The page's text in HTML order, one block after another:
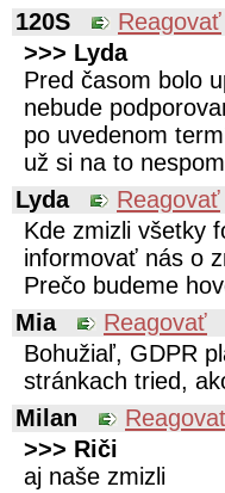
120S
Reagovať
>>> Lyda
Pred časom bolo
nebude
po uvedenom
už si na to
Lyda
Reagovať
Kde zmizli všetky
informovať nás o
Prečo budeme
Mia
Reagovať
Bohužiaľ, GDPR
stránkach tried,
Milan
>>> Riči
aj naše zmizli